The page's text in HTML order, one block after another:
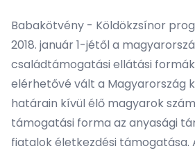
Babakötvény - Köldökzsínor
2018. január 1-jétől a
családtámogatási ellátási
elérhetővé vált a Magyarország
határain kívül élő magyarok
támogatási forma az anyasági
fiatalok életkezdési támogatása.